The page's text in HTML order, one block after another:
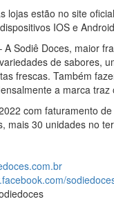
lojas estão no site
IOS e
A Sodiê Doces, maior
de sabores,
frescas. Também
a marca
com faturamento
mais 30 unidades no